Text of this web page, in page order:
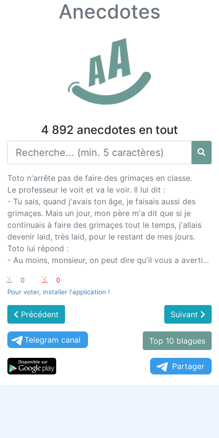
Anecdotes
4 892 anecdotes en tout
Toto n'arrête pas de faire des grimaçes en classe.
Le professeur le voit et va le voir. Il lui dit :
- Tu sais, quand j'avais ton âge, je faisais aussi des
grimaçes. Mais un jour, mon père m'a dit que si je
continuais à faire des grimaçes tout le temps, j'allais
devenir laid, très laid, pour le restant de mes jours.
Toto lui répond :
- Au moins, monsieur, on peut dire qu'il vous a averti...
:-) 0 :-(
0
Pour voter, installer l'application !
Précédent Suivant
Telegram canal Top 10 blagues
Partager